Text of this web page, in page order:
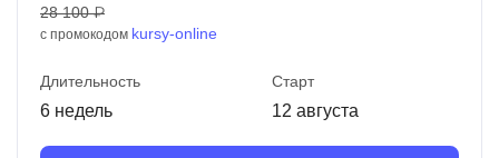
28 100 ₽
с промокодом kursy-online
Длительность
6 недель
Старт
12 августа